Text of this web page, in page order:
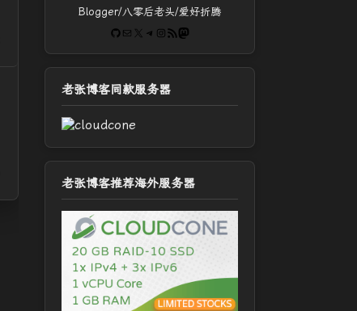
Blogger/八零后老头/爱好折腾
GitHub
电子邮件 X Telegram
Instagram
RSS FeedMastodon
老张博客同款服务器
老张博客推荐海外服务器